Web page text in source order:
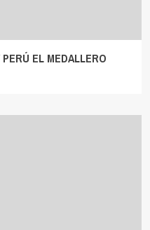
EL MEDALLERO